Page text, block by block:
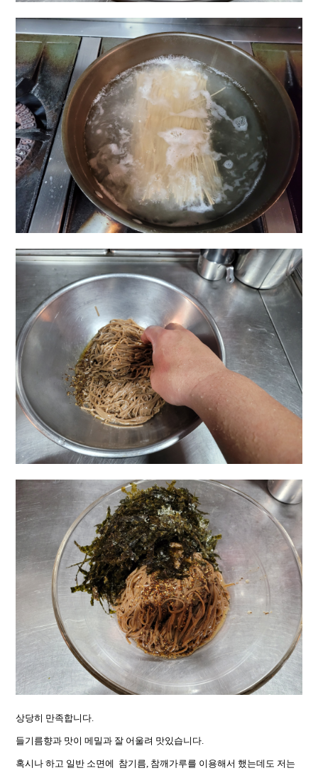
상당히 만족합니다.
들기름향과 맛이 메밀과 잘 어울려 맛있습니다.
혹시나 하고 일반 소면에 참기름, 참깨가루를 이용해서 했는데도 저는